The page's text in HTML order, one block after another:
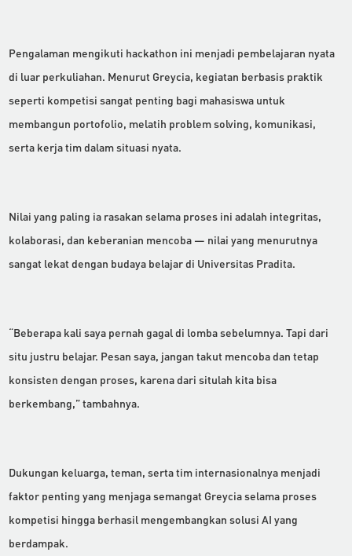
Pengalaman mengikuti hackathon ini menjadi pembelajaran nyata
di luar perkuliahan. Menurut Greycia, kegiatan berbasis praktik
seperti kompetisi sangat penting bagi mahasiswa untuk
membangun portofolio, melatih problem solving, komunikasi,
serta kerja tim dalam situasi nyata.
Nilai yang paling ia rasakan selama proses ini adalah integritas,
kolaborasi, dan keberanian mencoba — nilai yang menurutnya
sangat lekat dengan budaya belajar di Universitas Pradita.
“Beberapa kali saya pernah gagal di lomba sebelumnya. Tapi dari
situ justru belajar. Pesan saya, jangan takut mencoba dan tetap
konsisten dengan proses, karena dari situlah kita bisa
berkembang,” tambahnya.
Dukungan keluarga, teman, serta tim internasionalnya menjadi
faktor penting yang menjaga semangat Greycia selama proses
kompetisi hingga berhasil mengembangkan solusi AI yang
berdampak.